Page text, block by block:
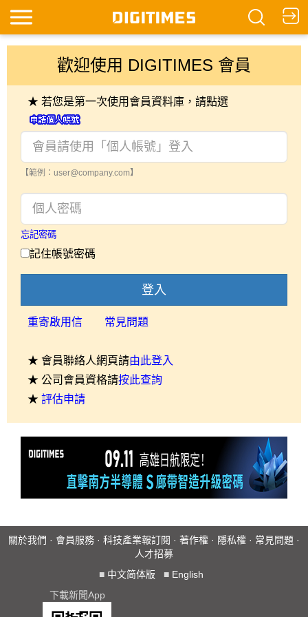
歡迎使用 DIGITIMES 會員
★ 若您是第一次使用會員資料庫，請點選
【範例：user@company.com】
忘記密碼
記住帳號密碼
登入
重寄啟用信 常見問題
★ 會員聯絡人網頁請由此登入
★ 公司會員資格請按此查詢
★ 評估申請
關於我們 · 會員服務 · 科技產業報訂閱 · 著作權 · 隱私權 · 常見問題 ·
人才招募
■ 中文简体版 ■ English
下載新聞App